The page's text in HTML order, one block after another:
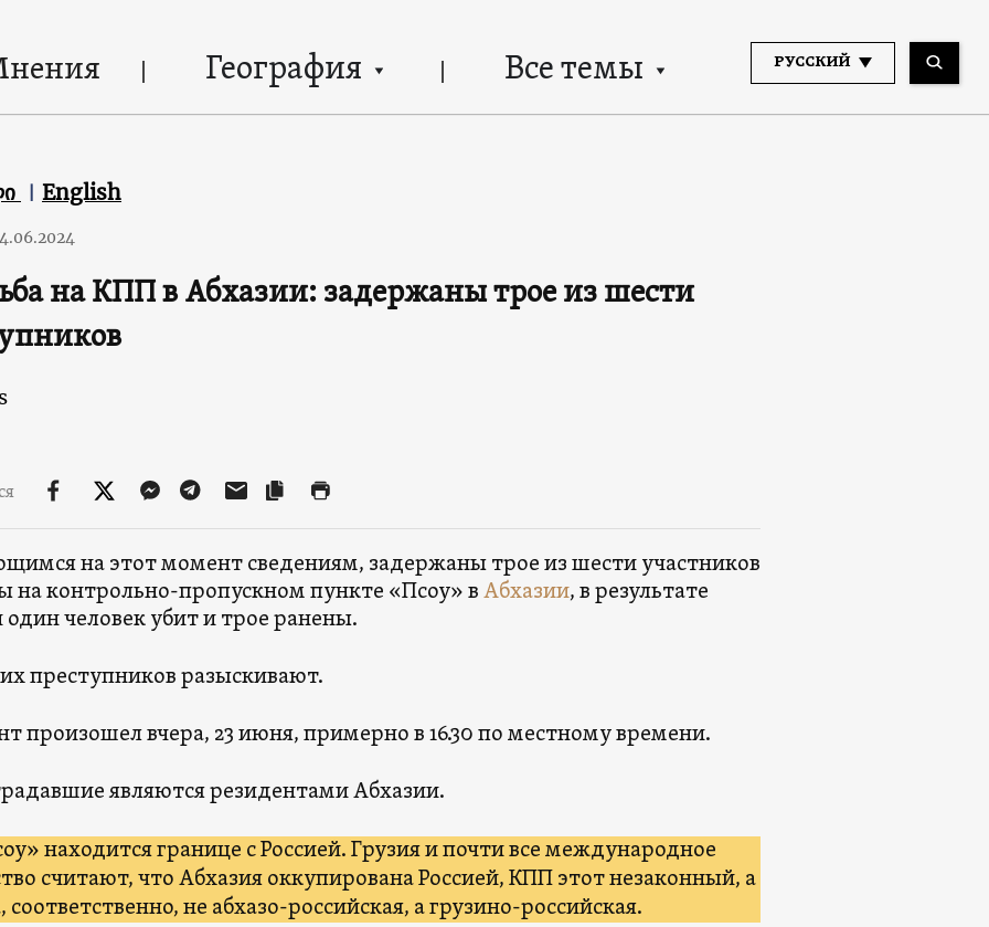
География Все темы РУССКИЙ
English
на КПП в Абхазии: задержаны трое из шести
на этот момент сведениям, задержаны трое из шести участников
на контрольно-пропускном пункте «Псоу» вАбхазии, в результате
человек убит и трое ранены.
преступников разыскивают.
произошел вчера, 23 июня, примерно в 16.30 по местному времени.
являются резидентами Абхазии.
находится границе с Россией. Грузия и почти все международное
считают, что Абхазия оккупирована Россией, КПП этот незаконный, а
соответственно, не абхазо-российская, а грузино-российская.